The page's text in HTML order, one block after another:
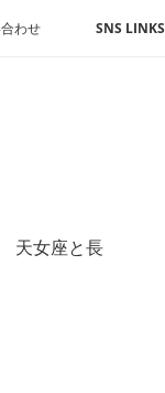
わせ SNS LINKS
天女座と長